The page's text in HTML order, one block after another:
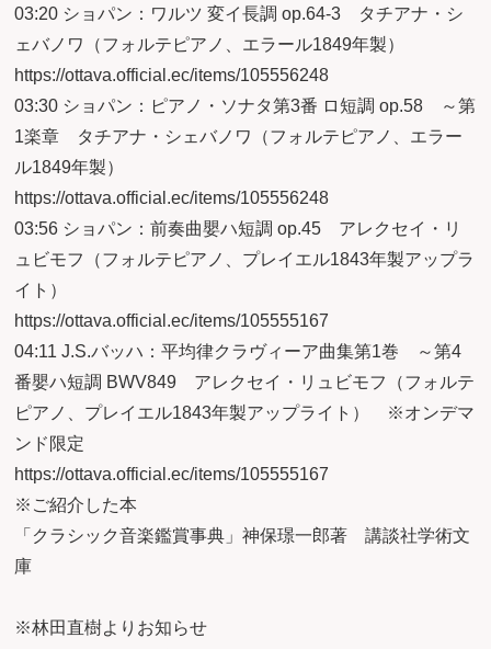
03:20 ショパン：ワルツ 変イ長調 op.64-3 タチアナ・シ
ェバノワ（フォルテピアノ、エラール1849年製）
https://ottava.official.ec/items/105556248
03:30 ショパン：ピアノ・ソナタ第3番 ロ短調 op.58 ～第
1楽章 タチアナ・シェバノワ（フォルテピアノ、エラー
ル1849年製）
https://ottava.official.ec/items/105556248
03:56 ショパン：前奏曲嬰ハ短調 op.45 アレクセイ・リ
ュビモフ（フォルテピアノ、プレイエル1843年製アップラ
イト）
https://ottava.official.ec/items/105555167
04:11 J.S.バッハ：平均律クラヴィーア曲集第1巻 ～第4
番嬰ハ短調 BWV849 アレクセイ・リュビモフ（フォルテ
ピアノ、プレイエル1843年製アップライト） ※オンデマ
ンド限定
https://ottava.official.ec/items/105555167
※ご紹介した本
「クラシック音楽鑑賞事典」神保璟一郎著 講談社学術文
庫
※林田直樹よりお知らせ